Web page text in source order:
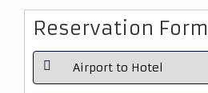
Reservation Form